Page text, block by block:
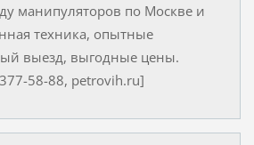
манипуляторов по Москве и
техника, опытные
выезд, выгодные цены.
58-88, petrovih.ru]